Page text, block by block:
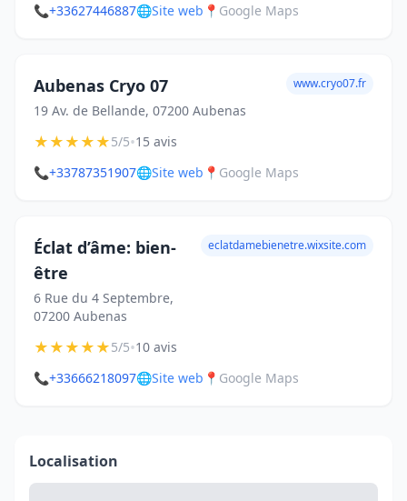
📞+33627446887🌐Site web 📍 Google Maps
Aubenas Cryo 07
19 Av. de Bellande, 07200 Aubenas
www.cryo07.fr
★★★★★5/5•15 avis
📞+33787351907🌐Site web 📍 Google Maps
Éclat d’âme: bien-
être
6 Rue du 4 Septembre,
07200 Aubenas
eclatdamebienetre.wixsite.com
★★★★★5/5•10 avis
📞+33666218097🌐Site web 📍 Google Maps
Localisation